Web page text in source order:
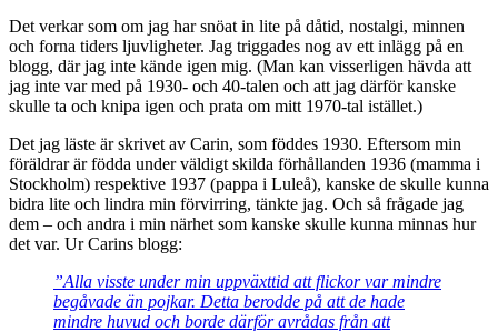
Det verkar som om jag har snöat in lite på dåtid, nostalgi, minnen
och forna tiders ljuvligheter. Jag triggades nog av ett inlägg på en
blogg, där jag inte kände igen mig. (Man kan visserligen hävda att
jag inte var med på 1930- och 40-talen och att jag därför kanske
skulle ta och knipa igen och prata om mitt 1970-tal istället.)
Det jag läste är skrivet av Carin, som föddes 1930. Eftersom min
föräldrar är födda under väldigt skilda förhållanden 1936 (mamma i
Stockholm) respektive 1937 (pappa i Luleå), kanske de skulle kunna
bidra lite och lindra min förvirring, tänkte jag. Och så frågade jag
dem – och andra i min närhet som kanske skulle kunna minnas hur
det var. Ur Carins blogg:
”Alla visste under min uppväxttid att flickor var mindre
begåvade än pojkar. Detta berodde på att de hade
mindre huvud och borde därför avrådas från att